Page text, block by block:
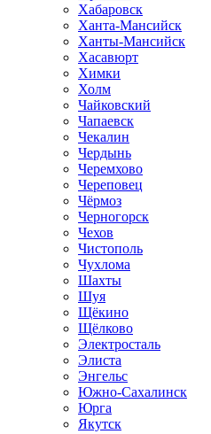
Хабаровск
Ханта-Мансийск
Ханты-Мансийск
Хасавюрт
Химки
Холм
Чайковский
Чапаевск
Чекалин
Чердынь
Черемхово
Череповец
Чёрмоз
Черногорск
Чехов
Чистополь
Чухлома
Шахты
Шуя
Щёкино
Щёлково
Электросталь
Элиста
Энгельс
Южно-Сахалинск
Юрга
Якутск